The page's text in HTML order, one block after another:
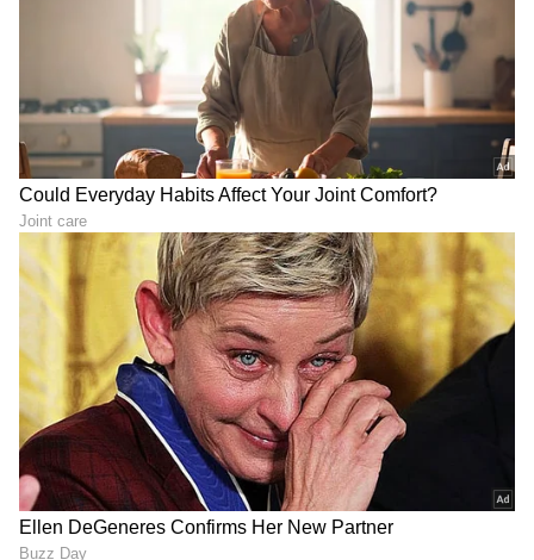
RECOMMENDED STORIES
ಮೈತುಂಬಾ ಬಟ್ಟೆ ಹಾಕಿದ್ರೂ
ಬಿಡಲಿಲ್ಲ: ನಟ ದುನಿಯಾ ವಿಜಯ್​
ಪುತ್ರಿ ಮೋನಿಷಾರ ಮೆಜೆಸ್ಟಿಕ್​
ಕರಾಳ ಅನುಭವ
Exclusive Interview:
ಅಯೋಗ್ಯ 2ರಲ್ಲಿ ಗುಣಮಟ್ಟ, ನಗು
ದುಪ್ಪಟ್ಟು: ಸತೀಶ್ ನೀನಾಸಂ
ಸಂದರ್ಶನ